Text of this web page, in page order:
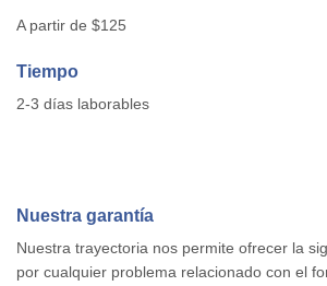
A partir de $125
Tiempo
2-3 días laborables
Nuestra garantía
Nuestra trayectoria nos permite ofrecer la
por cualquier problema relacionado con el